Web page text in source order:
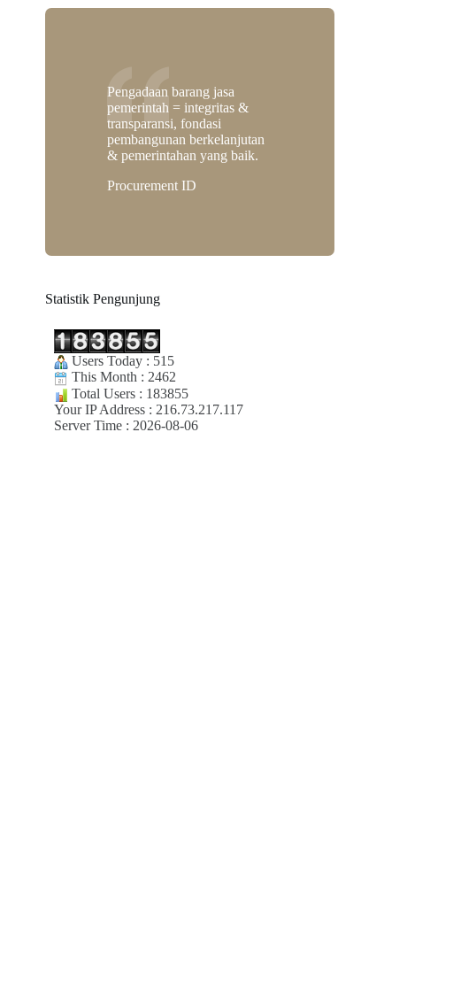
Pengadaan barang jasa
pemerintah = integritas &
transparansi, fondasi
pembangunan berkelanjutan
& pemerintahan yang baik.
Procurement ID
Statistik Pengunjung
Users Today : 515
This Month : 2462
Total Users : 183855
Your IP Address : 216.73.217.117
Server Time : 2026-08-06